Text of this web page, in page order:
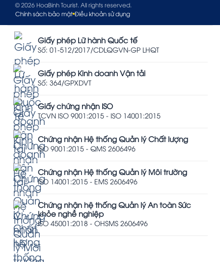
© 2026 HoaBinh Tourist. All rights reserved.
Chính sách bảo mật Điều khoản sử dụng
Giấy phép Lữ hành Quốc tế
Số: 01-512/2017/CDLQGVN-GP LHQT
Giấy phép Kinh doanh Vận tải
Số: 364/GPXDVT
Giấy chứng nhận ISO
TCVN ISO 9001:2015 - ISO 14001:2015
Chứng nhận Hệ thống Quản lý Chất lượng
ISO 9001:2015 - QMS 2606496
Chứng nhận Hệ thống Quản lý Môi trường
ISO 14001:2015 - EMS 2606496
Chứng nhận hệ thống Quản lý An toàn Sức
khỏe nghề nghiệp
ISO 45001:2018 - OHSMS 2606496